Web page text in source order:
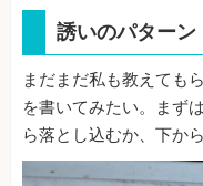
誘いのパターン
まだまだ私も教えても
を書いてみたい。まず
ら落とし込むか、下か